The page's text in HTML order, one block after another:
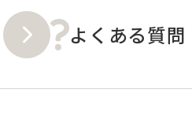
よくある質問